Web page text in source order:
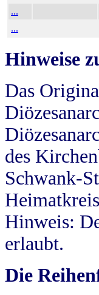
...
...
Hinweise
Das
des
Schwank-
Hinweis:
erlaubt.
Die